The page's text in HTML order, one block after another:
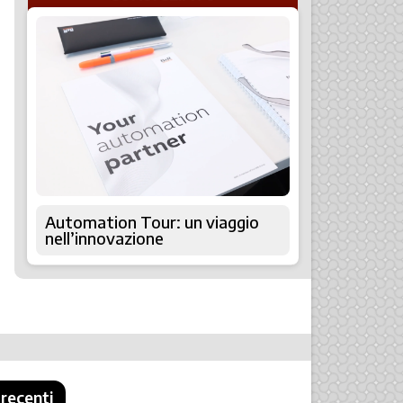
Automation Tour: un viaggio
nell’innovazione